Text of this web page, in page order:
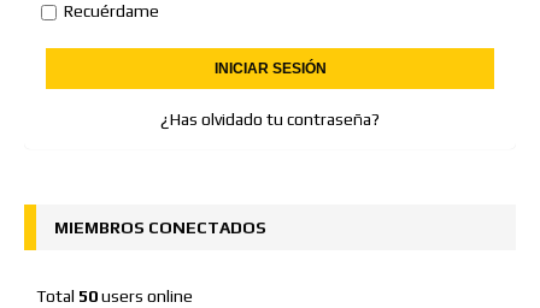
Recuérdame
¿Has olvidado tu contraseña?
MIEMBROS CONECTADOS
Total 50users online